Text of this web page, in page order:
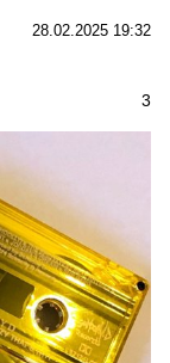
28.02.2025 19:32
3